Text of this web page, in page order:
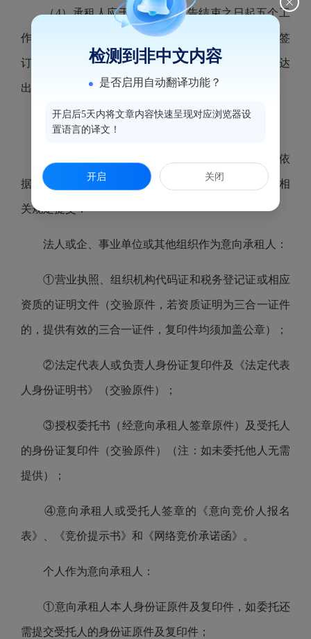
（4）承租人应于竞价成交公告结束之日起五个工
作日内将竞价服务费汇达本中心指定账户、并于合同签
订之日起3日内将履约保证金及第一期租金等款项汇达
出租方指定账户。
（5）其他详见租赁合同。
14、意向承租人现场资格审核应提供的竞价材料依
据《福州海峡纵横电子竞价平台资产招租办理规程》相
关规定提交：
法人或企、事业单位或其他组织作为意向承租人：
①营业执照、组织机构代码证和税务登记证或相应
资质的证明文件（交验原件，若资质证明为三合一证件
的，提供有效的三合一证件，复印件均须加盖公章）；
②法定代表人或负责人身份证复印件及《法定代表
人身份证明书》（交验原件）；
③授权委托书（经意向承租人签章原件）及受托人
的身份证复印件（交验原件）（注：如未委托他人无需
提供）；
④意向承租人或受托人签章的《意向竞价人报名
表》、《竞价提示书》和《网络竞价承诺函》。
个人作为意向承租人：
①意向承租人本人身份证原件及复印件，如委托还
需提交受托人的身份证原件及复印件；
检测到非中文内容
是否启用自动翻译功能？
开启后5天内将文章内容快速呈现对应浏览器设
置语言的译文！
开启 关闭